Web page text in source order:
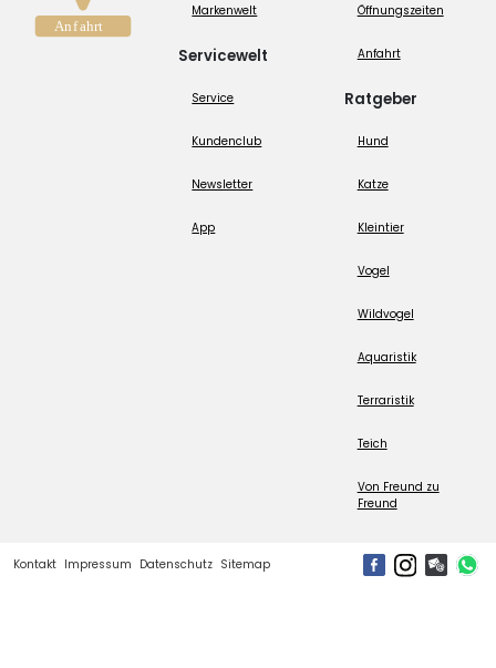
Markenwelt
Servicewelt
Service
Kundenclub
Newsletter
App
Öffnungszeiten
Anfahrt
Ratgeber
Hund
Katze
Kleintier
Vogel
Wildvogel
Aquaristik
Terraristik
Teich
Von Freund zu
Freund
Kontakt Impressum Datenschutz Sitemap